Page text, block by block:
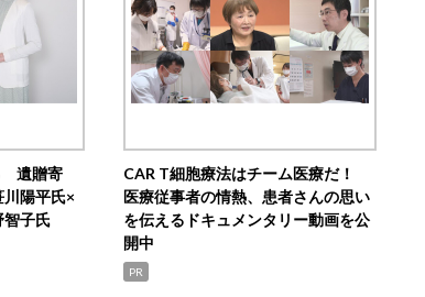
遺贈寄
陽平氏×
智子氏
CAR T細胞療法はチーム医療だ！
医療従事者の情熱、患者さんの思い
を伝えるドキュメンタリー動画を公
開中
PR